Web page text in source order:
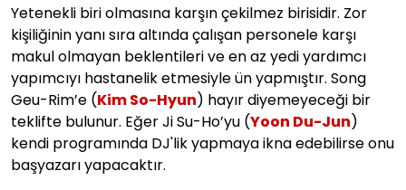
Yetenekli biri olmasına karşın çekilmez birisidir. Zor
kişiliğinin yanı sıra altında çalışan personele karşı
makul olmayan beklentileri ve en az yedi yardımcı
yapımcıyı hastanelik etmesiyle ün yapmıştır. Song
Geu-Rim’e (Kim So-Hyun) hayır diyemeyeceği bir
teklifte bulunur. Eğer Ji Su-Ho’yu (Yoon Du-Jun)
kendi programında DJ'lik yapmaya ikna edebilirse onu
başyazarı yapacaktır.